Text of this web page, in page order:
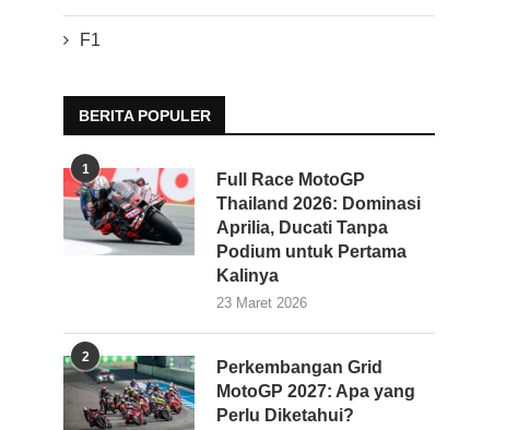
F1
BERITA POPULER
1
Full Race MotoGP
Thailand 2026: Dominasi
Aprilia, Ducati Tanpa
Podium untuk Pertama
Kalinya
23 Maret 2026
2
Perkembangan Grid
MotoGP 2027: Apa yang
Perlu Diketahui?